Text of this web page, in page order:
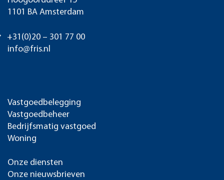
1101 BA Amsterdam
+31(0)20 – 301 77 00
info@fris.nl
Vastgoedbelegging
Vastgoedbeheer
Bedrijfsmatig vastgoed
Woning
Onze diensten
Onze nieuwsbrieven